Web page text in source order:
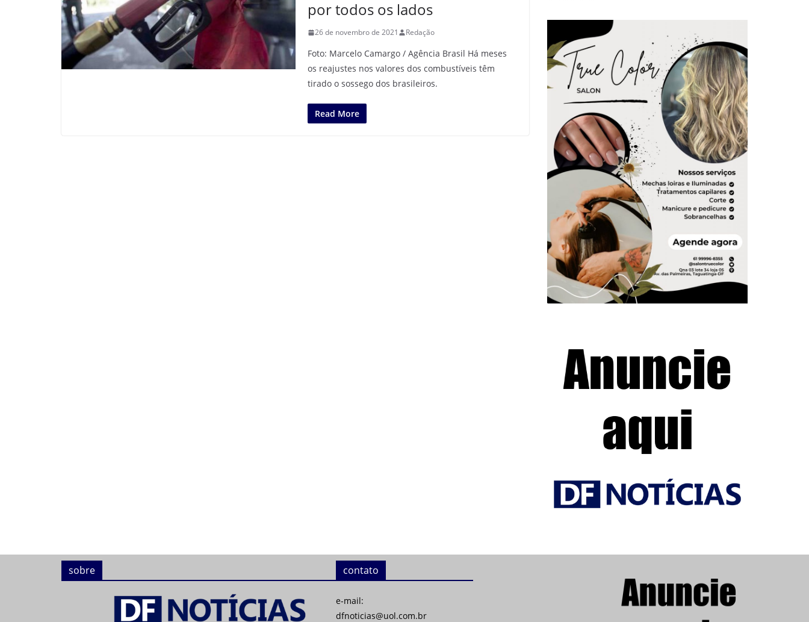
por todos os lados
26 de novembro de 2021 Redação
Foto: Marcelo Camargo / Agência Brasil Há meses
os reajustes nos valores dos combustíveis têm
tirado o sossego dos brasileiros.
Read More
sobre contato
e-mail:
dfnoticias@uol.com.br